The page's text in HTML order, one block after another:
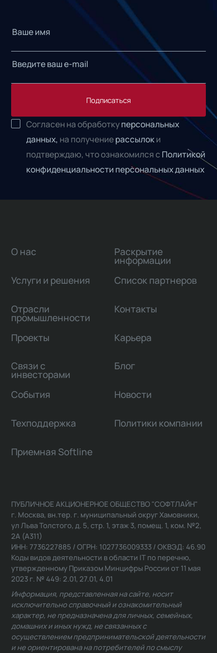
Подписаться
Согласен на обработкуперсональных
данных, на получениерассылоки
подтверждаю, что ознакомился с Политикой
конфиденциальности персональных данных
О нас
Услуги и решения
Отрасли
промышленности
Проекты
Связи с
инвесторами
Раскрытие
информации
Список партнеров
Контакты
Карьера
Блог
События Новости
Техподдержка Политики компании
Приемная Softline
ПУБЛИЧНОЕ АКЦИОНЕРНОЕ ОБЩЕСТВО "СОФТЛАЙН"
г. Москва, вн.тер. г. муниципальный округ Хамовники,
ул Льва Толстого, д. 5, стр. 1, этаж 3, помещ. 1, ком. №2,
2А (А311)
ИНН: 7736227885 / ОГРН: 1027736009333 / ОКВЭД: 46.90
Коды видов деятельности в области IT по перечню,
утвержденному Приказом Минцифры России от 11 мая
2023 г. № 449: 2.01, 27.01, 4.01
Информация, представленная на сайте, носит
исключительно справочный и ознакомительный
характер, не предназначена для личных, семейных,
домашних и иных нужд, не связанных с
осуществлением предпринимательской деятельности
и не ориентирована на потребителей по смыслу